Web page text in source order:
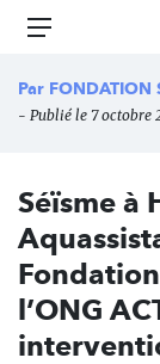
Aller
principal
Menu
Par FONDATION
- Publié le 7 octobre
Séïsme à
l’ONG